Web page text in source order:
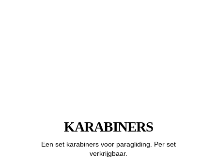
KARABINERS
Een set karabiners voor paragliding. Per set
verkrijgbaar.